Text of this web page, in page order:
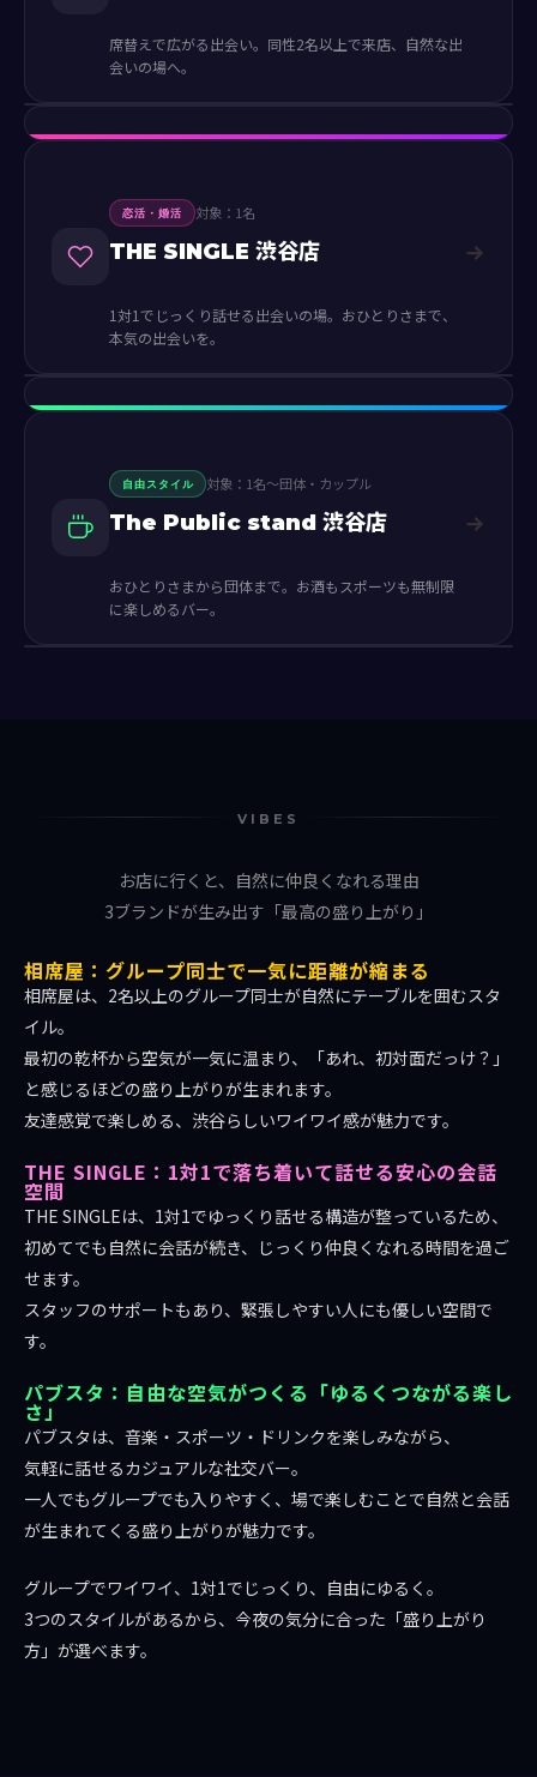
席替えで広がる出会い。同性2名以上で来店、自然な出
会いの場へ。
恋活・婚活 対象：1名
THE SINGLE 渋谷店
1対1でじっくり話せる出会いの場。おひとりさまで、
本気の出会いを。
自由スタイル 対象：1名〜団体・カップル
The Public stand 渋谷店
おひとりさまから団体まで。お酒もスポーツも無制限
に楽しめるバー。
VIBES
お店に行くと、自然に仲良くなれる理由
3ブランドが生み出す「最高の盛り上がり」
相席屋：グループ同士で一気に距離が縮まる
相席屋は、2名以上のグループ同士が自然にテーブルを囲むスタ
イル。
最初の乾杯から空気が一気に温まり、「あれ、初対面だっけ？」
と感じるほどの盛り上がりが生まれます。
友達感覚で楽しめる、渋谷らしいワイワイ感が魅力です。
THE SINGLE：1対1で落ち着いて話せる安心の会話
空間
THE SINGLEは、1対1でゆっくり話せる構造が整っているため、
初めてでも自然に会話が続き、じっくり仲良くなれる時間を過ご
せます。
スタッフのサポートもあり、緊張しやすい人にも優しい空間で
す。
パブスタ：自由な空気がつくる「ゆるくつながる楽し
さ」
パブスタは、音楽・スポーツ・ドリンクを楽しみながら、
気軽に話せるカジュアルな社交バー。
一人でもグループでも入りやすく、場で楽しむことで自然と会話
が生まれてくる盛り上がりが魅力です。
グループでワイワイ、1対1でじっくり、自由にゆるく。
3つのスタイルがあるから、今夜の気分に合った「盛り上がり
方」が選べます。